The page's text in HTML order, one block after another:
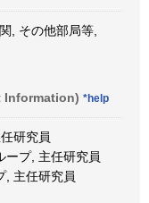
, その他部局等,
Information) *help
研究員
ープ, 主任研究員
, 主任研究員